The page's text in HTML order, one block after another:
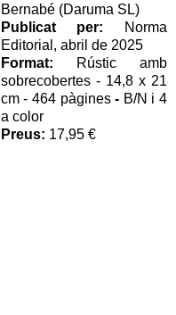
Bernabé (Daruma SL)
Publicat per: Norma
Editorial, abril de 2025
Format: Rústic amb
sobrecobertes - 14,8 x 21
cm - 464 pàgines- B/N i 4
a color
Preus: 17,95 €